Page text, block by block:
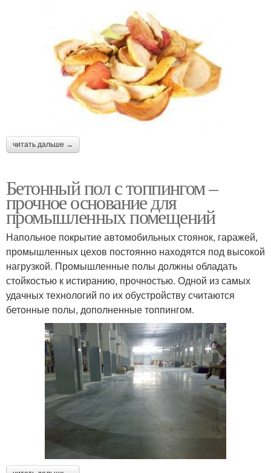
читать дальше →
Бетонный пол с топпингом –
прочное основание для
промышленных помещений
Напольное покрытие автомобильных стоянок, гаражей,
промышленных цехов постоянно находятся под высокой
нагрузкой. Промышленные полы должны обладать
стойкостью к истиранию, прочностью. Одной из самых
удачных технологий по их обустройству считаются
бетонные полы, дополненные топпингом.